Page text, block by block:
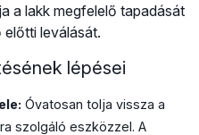
a lakk megfelelő tapadását
leválását.
lépései
Óvatosan tolja vissza a
szolgáló eszközzel. A